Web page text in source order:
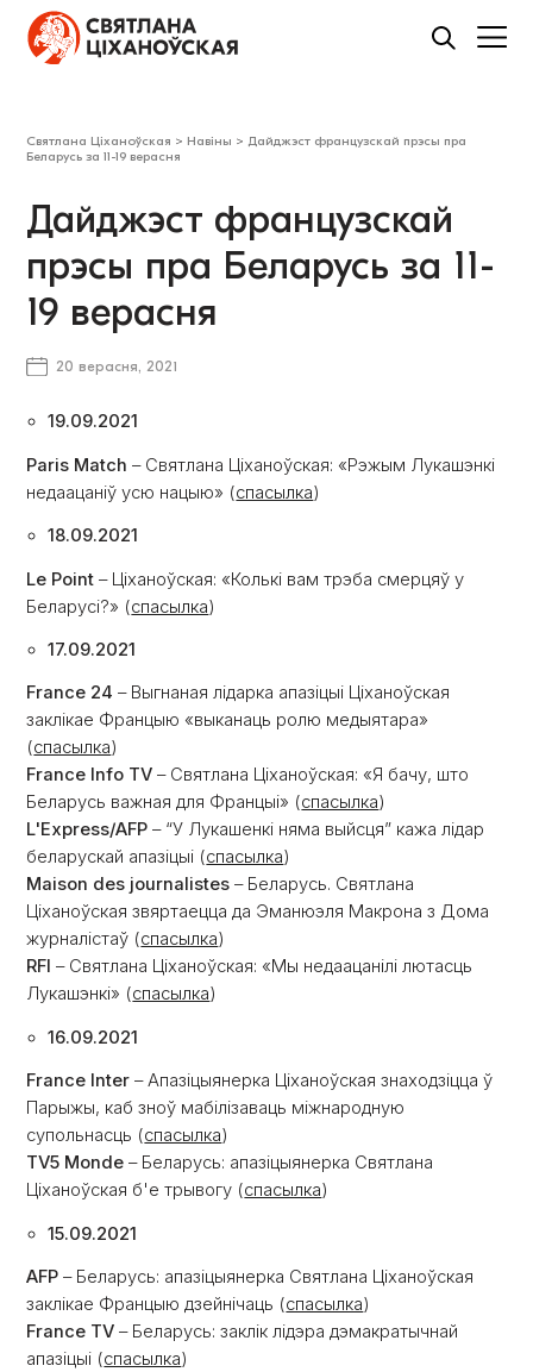
Святлана Ціханоўская > Навіны > Дайджэст французскай прэсы пра
Беларусь за 11-19 верасня
Дайджэст французскай
прэсы пра Беларусь за 11-
19 верасня
20 верасня, 2021
19.09.2021
Paris Match – Святлана Ціханоўская: «Рэжым Лукашэнкі
недаацаніў усю нацыю» (спасылка)
18.09.2021
Le Point – Ціханоўская: «Колькі вам трэба смерцяў у
Беларусі?» (спасылка)
17.09.2021
France 24– Выгнаная лідарка апазіцыі Ціханоўская
заклікае Францыю «выканаць ролю медыятара»
(спасылка)
France Info TV – Святлана Ціханоўская: «Я бачу, што
Беларусь важная для Францыі» (спасылка)
L'Express/AFP – “У Лукашенкі няма выйсця” кажа лідар
беларускай апазіцыі (спасылка)
Maison des journalistes – Беларусь. Святлана
Ціханоўская звяртаецца да Эманюэля Макрона з Дома
журналістаў (спасылка)
RFI – Святлана Ціханоўская: «Мы недаацанілі лютасць
Лукашэнкі» (спасылка)
16.09.2021
France Inter – Апазіцыянерка Ціханоўская знаходзіцца ў
Парыжы, каб зноў мабілізаваць міжнародную
супольнасць (спасылка)
TV5 Monde – Беларусь: апазіцыянерка Святлана
Ціханоўская б'е трывогу (спасылка)
15.09.2021
AFP– Беларусь: апазіцыянерка Святлана Ціханоўская
заклікае Францыю дзейнічаць (спасылка)
France TV – Беларусь: заклік лідэра дэмакратычнай
апазіцыі (спасылка)